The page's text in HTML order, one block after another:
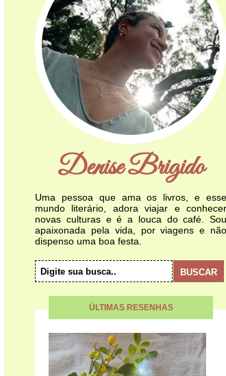
Denise Brigido
Uma pessoa que ama os livros, e esse
mundo literário, adora viajar e conhecer
novas culturas e é a louca do café. Sou
apaixonada pela vida, por viagens e não
dispenso uma boa festa.
ÚLTIMAS RESENHAS